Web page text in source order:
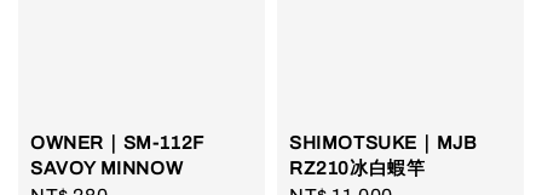
OWNER｜SM-112F
SAVOY MINNOW
SHIMOTSUKE｜MJB
RZ210冰白蝦竿